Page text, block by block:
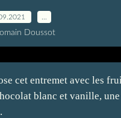
Doussot
cet entremet avec les
blanc et vanille,